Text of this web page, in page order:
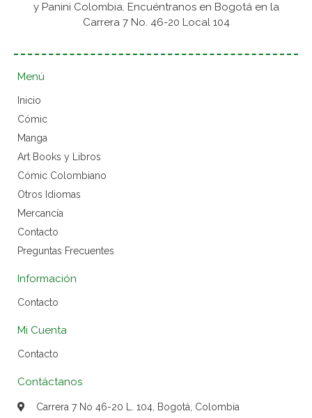
y Panini Colombia. Encuéntranos en Bogotá en la
Carrera 7 No. 46-20 Local 104
Menú
Inicio
Cómic
Manga
Art Books y Libros
Cómic Colombiano
Otros Idiomas
Mercancía
Contacto
Preguntas Frecuentes
Información
Contacto
Mi Cuenta
Contacto
Contáctanos
Carrera 7 No 46-20 L. 104, Bogotá, Colombia